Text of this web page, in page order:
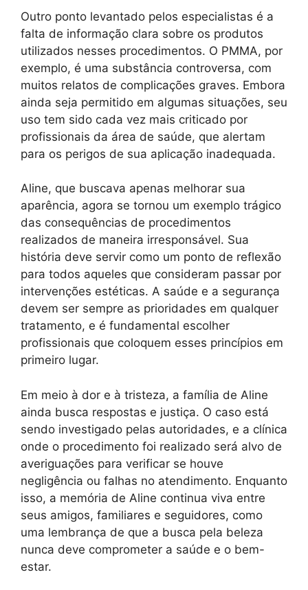
Outro ponto levantado pelos especialistas é a
falta de informação clara sobre os produtos
utilizados nesses procedimentos. O PMMA, por
exemplo, é uma substância controversa, com
muitos relatos de complicações graves. Embora
ainda seja permitido em algumas situações, seu
uso tem sido cada vez mais criticado por
profissionais da área de saúde, que alertam
para os perigos de sua aplicação inadequada.
Aline, que buscava apenas melhorar sua
aparência, agora se tornou um exemplo trágico
das consequências de procedimentos
realizados de maneira irresponsável. Sua
história deve servir como um ponto de reflexão
para todos aqueles que consideram passar por
intervenções estéticas. A saúde e a segurança
devem ser sempre as prioridades em qualquer
tratamento, e é fundamental escolher
profissionais que coloquem esses princípios em
primeiro lugar.
Em meio à dor e à tristeza, a família de Aline
ainda busca respostas e justiça. O caso está
sendo investigado pelas autoridades, e a clínica
onde o procedimento foi realizado será alvo de
averiguações para verificar se houve
negligência ou falhas no atendimento. Enquanto
isso, a memória de Aline continua viva entre
seus amigos, familiares e seguidores, como
uma lembrança de que a busca pela beleza
nunca deve comprometer a saúde e o bem-
estar.